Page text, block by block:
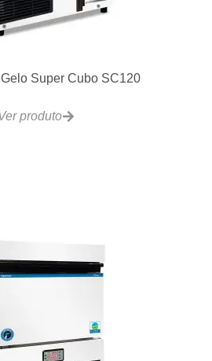
Super Cubo SC120
produto